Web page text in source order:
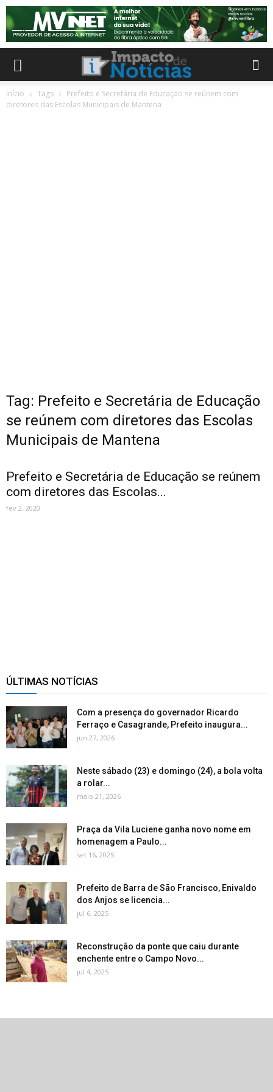
Início Tags
Prefeito e Secretária de Educação se reúnem com
diretores das Escolas Municipais de Mantena
Tag: Prefeito e Secretária de Educação
se reúnem com diretores das Escolas
Municipais de Mantena
Prefeito e Secretária de Educação se reúnem
com diretores das Escolas...
fev 2, 2020
ÚLTIMAS NOTÍCIAS
Com a presença do governador Ricardo
Ferraço e Casagrande, Prefeito inaugura...
jun 27, 2026
Neste sábado (23) e domingo (24), a bola volta
a rolar...
maio 21, 2026
Praça da Vila Luciene ganha novo nome em
homenagem a Paulo...
set 16, 2025
Prefeito de Barra de São Francisco, Enivaldo
dos Anjos se licencia...
jul 6, 2025
Reconstrução da ponte que caiu durante
enchente entre o Campo Novo...
jul 4, 2025